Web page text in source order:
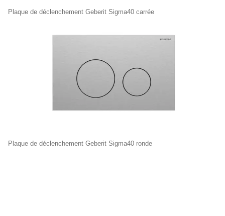
Plaque de déclenchement Geberit Sigma40 carrée
Plaque de déclenchement Geberit Sigma40 ronde